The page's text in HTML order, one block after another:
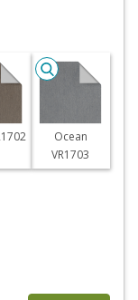
Ocean
VR1703